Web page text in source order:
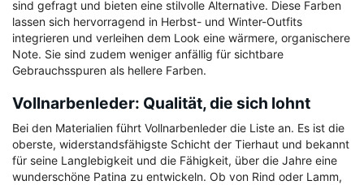
sind gefragt und bieten eine stilvolle Alternative. Diese Farben
lassen sich hervorragend in Herbst- und Winter-Outfits
integrieren und verleihen dem Look eine wärmere, organischere
Note. Sie sind zudem weniger anfällig für sichtbare
Gebrauchsspuren als hellere Farben.
Vollnarbenleder: Qualität, die sich lohnt
Bei den Materialien führt Vollnarbenleder die Liste an. Es ist die
oberste, widerstandsfähigste Schicht der Tierhaut und bekannt
für seine Langlebigkeit und die Fähigkeit, über die Jahre eine
wunderschöne Patina zu entwickeln. Ob von Rind oder Lamm,